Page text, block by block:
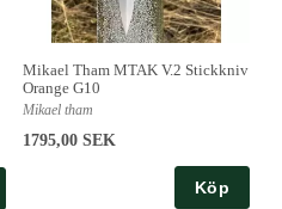
Mikael Tham MTAK V.2 Stickkniv
Orange G10
Mikael tham
1795,00 SEK
Köp